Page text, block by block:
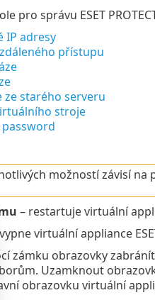
pro správu ESET
IP adresy
přístupu
ze starého serveru
stroje
možností závisí na
– restartuje virtuální
virtuální appliance
zámku obrazovky
Uzamknout
obrazovku virtuální